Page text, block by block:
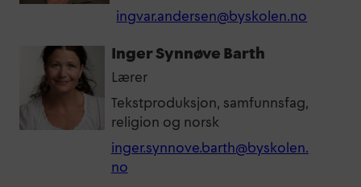
ingvar.andersen@byskolen.no
Inger Synnøve Barth
Lærer
Tekstproduksjon, samfunnsfag,
religion og norsk
inger.synnove.barth@byskolen.
no